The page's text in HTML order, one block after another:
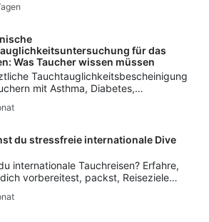
mit Feuerfischen
für das
Was Taucher wissen müssen
Tauchtauglichkeitsbescheinigung
mit Asthma, Diabetes,
Tauchgänge zu planen.
du stressfreie internationale Dive
internationale Tauchreisen? Erfahre,
vorbereitest, packst, Reiseziele
– für stressfreie Tauchreisen.